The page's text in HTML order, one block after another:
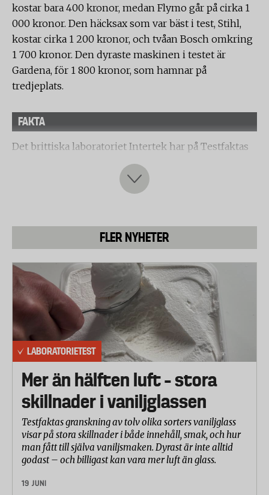
kostar bara 400 kronor, medan Flymo går på cirka 1
000 kronor. Den häcksax som var bäst i test, Stihl,
kostar cirka 1 200 kronor, och tvåan Bosch omkring
1 700 kronor. Den dyraste maskinen i testet är
Gardena, för 1 800 kronor, som hamnar på
tredjeplats.
FAKTA
Det brittiska laboratoriet Intertek har på Testfaktas
uppdrag testat åtta elektriska häcksaxar med sladd.
Syftet med testet har varit att visa skillnader i
klipprestanda och hanterbarhet. Samtliga åtta
typer av häckar, bladhäck (bok) och barrhäck
(cypress). I testet har samtliga häcksaxar testats av
häckar både vertikalt och horisontellt samt bedömt
hanterbarheten i rad olika moment.
Följande elektriska häcksaxar har testats: Stihl
HSE51, Bosch AHS550-24T, Gardena Ergocut48, Ryobi
RHT400, Stiga SH54EL, Black & Decker GT501-QS,
CoTech M1E-TD3-510 och Flymo Easicut600XT.
Angivna cirkaprisuppgifter baseras på information
från tillverkarna. Priserna varierar dock stort mellan
olika återförsäljare.
Laboratorietestet har omfattat följande moment:
Samtliga häcksaxar har först genomgått
minuter. Skärbladen har oljats före och efter
FLER NYHETER
LABORATORIETEST
Mer än hälften luft – stora
skillnader i vaniljglassen
Testfaktas granskning av tolv olika sorters vaniljglass
visar på stora skillnader i både innehåll, smak, och hur
man fått till själva vaniljsmaken. Dyrast är inte alltid
godast – och billigast kan vara mer luft än glass.
19 JUNI